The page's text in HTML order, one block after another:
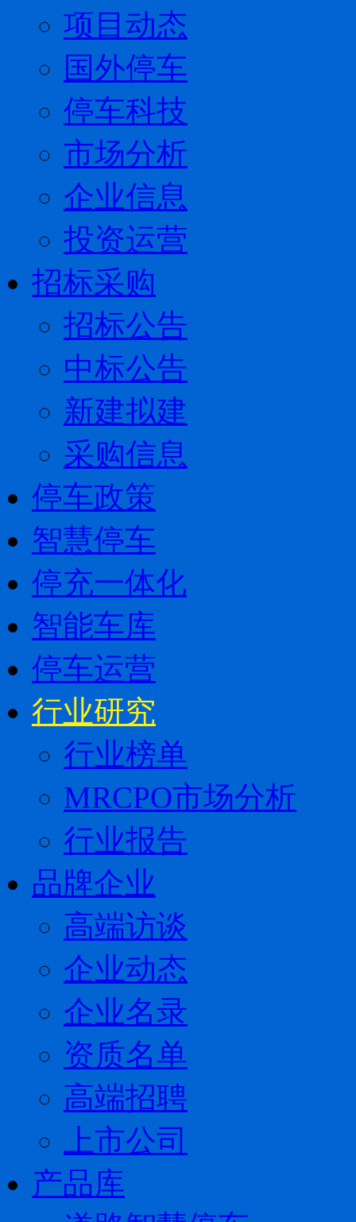
项目动态
国外停车
停车科技
市场分析
企业信息
投资运营
招标采购
招标公告
中标公告
新建拟建
采购信息
停车政策
智慧停车
停充一体化
智能车库
停车运营
行业研究
行业榜单
MRCPO市场分析
行业报告
品牌企业
高端访谈
企业动态
企业名录
资质名单
高端招聘
上市公司
产品库